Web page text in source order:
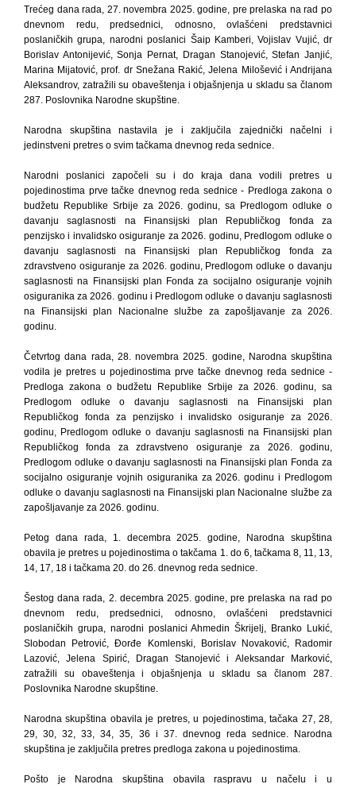
Trećeg dana rada, 27. novembra 2025. godine, pre prelaska na rad po
dnevnom redu, predsednici, odnosno, ovlašćeni predstavnici
poslaničkih grupa, narodni poslanici Šaip Kamberi, Vojislav Vujić, dr
Borislav Antonijević, Sonja Pernat, Dragan Stanojević, Stefan Janjić,
Marina Mijatović, prof. dr Snežana Rakić, Jelena Milošević i Andrijana
Aleksandrov, zatražili su obaveštenja i objašnjenja u skladu sa članom
287. Poslovnika Narodne skupštine.
Narodna skupština nastavila je i zaključila zajednički načelni i
jedinstveni pretres o svim tačkama dnevnog reda sednice.
Narodni poslanici započeli su i do kraja dana vodili pretres u
pojedinostima prve tačke dnevnog reda sednice - Predloga zakona o
budžetu Republike Srbije za 2026. godinu, sa Predlogom odluke o
davanju saglasnosti na Finansijski plan Republičkog fonda za
penzijsko i invalidsko osiguranje za 2026. godinu, Predlogom odluke o
davanju saglasnosti na Finansijski plan Republičkog fonda za
zdravstveno osiguranje za 2026. godinu, Predlogom odluke o davanju
saglasnosti na Finansijski plan Fonda za socijalno osiguranje vojnih
osiguranika za 2026. godinu i Predlogom odluke o davanju saglasnosti
na Finansijski plan Nacionalne službe za zapošljavanje za 2026.
godinu.
Četvrtog dana rada, 28. novembra 2025. godine, Narodna skupština
vodila je pretres u pojedinostima prve tačke dnevnog reda sednice -
Predloga zakona o budžetu Republike Srbije za 2026. godinu, sa
Predlogom odluke o davanju saglasnosti na Finansijski plan
Republičkog fonda za penzijsko i invalidsko osiguranje za 2026.
godinu, Predlogom odluke o davanju saglasnosti na Finansijski plan
Republičkog fonda za zdravstveno osiguranje za 2026. godinu,
Predlogom odluke o davanju saglasnosti na Finansijski plan Fonda za
socijalno osiguranje vojnih osiguranika za 2026. godinu i Predlogom
odluke o davanju saglasnosti na Finansijski plan Nacionalne službe za
zapošljavanje za 2026. godinu.
Petog dana rada, 1. decembra 2025. godine, Narodna skupština
obavila je pretres u pojedinostima o takčama 1. do 6, tačkama 8, 11, 13,
14, 17, 18 i tačkama 20. do 26. dnevnog reda sednice.
Šestog dana rada, 2. decembra 2025. godine, pre prelaska na rad po
dnevnom redu, predsednici, odnosno, ovlašćeni predstavnici
poslaničkih grupa, narodni poslanici Ahmedin Škrijelj, Branko Lukić,
Slobodan Petrović, Đorđe Komlenski, Borislav Novaković, Radomir
Lazović, Jelena Spirić, Dragan Stanojević i Aleksandar Marković,
zatražili su obaveštenja i objašnjenja u skladu sa članom 287.
Poslovnika Narodne skupštine.
Narodna skupština obavila je pretres, u pojedinostima, tačaka 27, 28,
29, 30, 32, 33, 34, 35, 36 i 37. dnevnog reda sednice. Narodna
skupština je zaključila pretres predloga zakona u pojedinostima.
Pošto je Narodna skupština obavila raspravu u načelu i u